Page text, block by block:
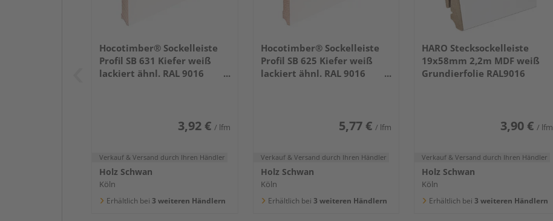
Hocotimber® Sockelleiste
Profil SB 631 Kiefer weiß
lackiert ähnl. RAL 9016
3,92 € / lfm
Verkauf & Versand durch Ihren Händler
Holz Schwan
Köln
Erhältlich bei 3 weiteren Händlern
Hocotimber® Sockelleiste
Profil SB 625 Kiefer weiß
lackiert ähnl. RAL 9016
5,77 € / lfm
Verkauf & Versand durch Ihren Händler
Holz Schwan
Köln
Erhältlich bei 3 weiteren Händlern
HARO Stecksockelleiste
19x58mm 2,2m MDF weiß
Grundierfolie RAL9016
3,90 € / lfm
Verkauf & Versand durch Ihren Händler
Holz Schwan
Köln
Erhältlich bei 3 weiteren Händlern